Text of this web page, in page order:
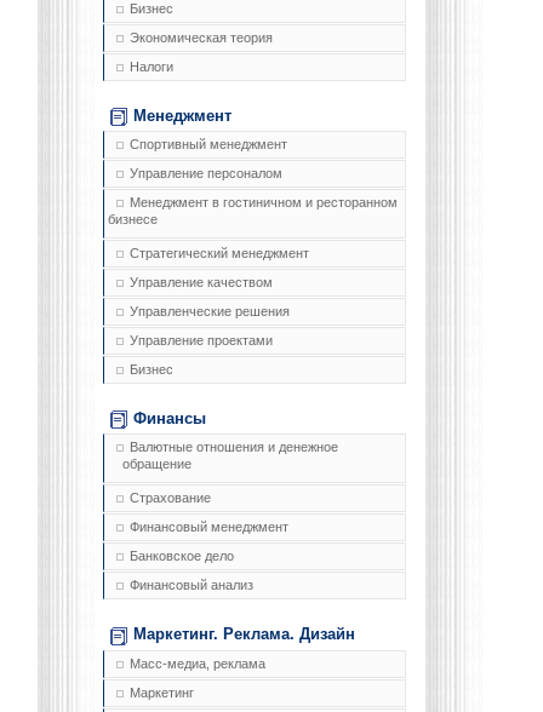
Бизнес
Экономическая теория
Налоги
Менеджмент
Спортивный менеджмент
Управление персоналом
Менеджмент в гостиничном и ресторанном
бизнесе
Стратегический менеджмент
Управление качеством
Управленческие решения
Управление проектами
Бизнес
Финансы
Валютные отношения и денежное
обращение
Страхование
Финансовый менеджмент
Банковское дело
Финансовый анализ
Маркетинг. Реклама. Дизайн
Масс-медиа, реклама
Маркетинг